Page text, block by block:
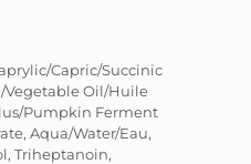
Capric/Succinic
Vegetable Oil/Huile
Pumpkin Ferment
Aqua/Water/Eau,
Triheptanoin,